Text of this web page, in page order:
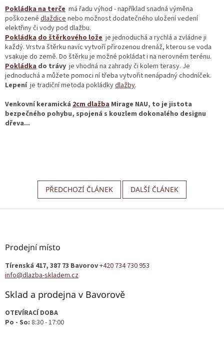
Pokládka na terče má řadu výhod - například snadná výměna
poškozené dlaždice nebo možnost dodatečného uložení vedení
elektřiny či vody pod dlažbu.
Pokládka do štěrkového lože je jednoduchá a rychlá a zvládne ji
každý. Vrstva štěrku navíc vytvoří přirozenou drenáž, kterou se voda
vsakuje do země. Do štěrku je možné pokládat i na nerovném terénu.
Pokládka do trávy je vhodná na zahrady či kolem terasy. Je
jednoduchá a můžete pomoci ní třeba vytvořit nenápadný chodníček.
Lepeníje tradiční metoda pokládkydlažby.
Venkovní keramická 2cm dlažba Mirage NAU, to je jistota
bezpečného pohybu, spojená s kouzlem dokonalého designu
dřeva...
PŘEDCHOZÍ ČLÁNEK DALŠÍ ČLÁNEK
Z
Prodejní místo
Tírenská 417, 387 73 Bavorov+420 734 730 953
info@dlazba-skladem.cz
Sklad a prodejna v Bavorově
OTEVÍRACÍ DOBA
Po - So: 8:30 - 17:00